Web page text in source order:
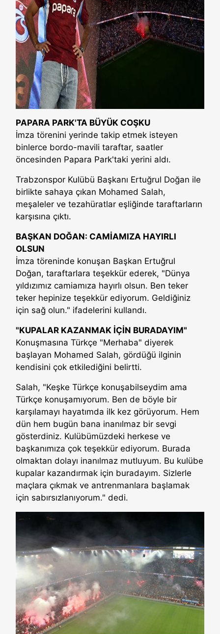
PAPARA PARK'TA BÜYÜK COŞKU
İmza törenini yerinde takip etmek isteyen
binlerce bordo-mavili taraftar, saatler
öncesinden Papara Park'taki yerini aldı.
Trabzonspor Kulübü Başkanı Ertuğrul Doğan ile
birlikte sahaya çıkan Mohamed Salah,
meşaleler ve tezahüratlar eşliğinde taraftarların
karşısına çıktı.
BAŞKAN DOĞAN: CAMİAMIZA HAYIRLI
OLSUN
İmza töreninde konuşan Başkan Ertuğrul
Doğan, taraftarlara teşekkür ederek, "Dünya
yıldızımız camiamıza hayırlı olsun. Ben teker
teker hepinize teşekkür ediyorum. Geldiğiniz
için sağ olun." ifadelerini kullandı.
"KUPALAR KAZANMAK İÇİN BURADAYIM"
Konuşmasına Türkçe "Merhaba" diyerek
başlayan Mohamed Salah, gördüğü ilginin
kendisini çok etkilediğini belirtti.
Salah, "Keşke Türkçe konuşabilseydim ama
Türkçe konuşamıyorum. Ben de böyle bir
karşılamayı hayatımda ilk kez görüyorum. Hem
dün hem bugün bana inanılmaz bir sevgi
gösterdiniz. Kulübümüzdeki herkese ve
başkanımıza çok teşekkür ediyorum. Burada
olmaktan dolayı inanılmaz mutluyum. Bu kulübe
kupalar kazandırmak için buradayım. Sizlerle
maçlara çıkmak ve antrenmanlara başlamak
için sabırsızlanıyorum." dedi.